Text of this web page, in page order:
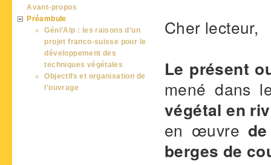
Cher lecteur,
Le présent
mené dans
végétal en
en œuvre
berges de
Avant-propos
Préambule
Géni’Alp : les raisons d’un
projet franco-suisse pour le
développement des
techniques végétales
Objectifs et organisation de
l’ouvrage